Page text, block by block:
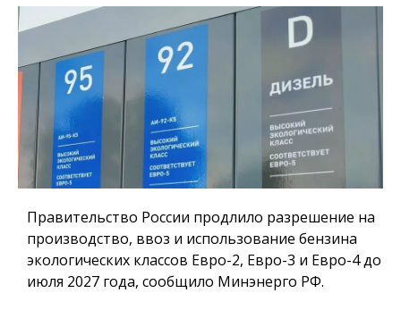
Правительство России продлило разрешение на
производство, ввоз и использование бензина
экологических классов Евро-2, Евро-3 и Евро-4 до
июля 2027 года, сообщило Минэнерго РФ.